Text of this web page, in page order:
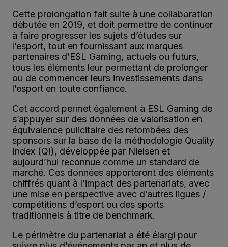
Cette prolongation fait suite à une collaboration
débutée en 2019, et doit permettre de continuer
à faire progresser les sujets d’études sur
l’esport, tout en fournissant aux marques
partenaires d’ESL Gaming, actuels ou futurs,
tous les éléments leur permettant de prolonger
ou de commencer leurs investissements dans
l’esport en toute confiance.
Cet accord permet également à ESL Gaming de
s’appuyer sur des données de valorisation en
équivalence pulicitaire des retombées des
sponsors sur la base de la méthodologie Quality
Index (QI), développée par Nielsen et
aujourd’hui reconnue comme un standard de
marché. Ces données apporteront des éléments
chiffrés quant à l’impact des partenariats, avec
une mise en perspective avec d’autres ligues /
compétitions d’esport ou des sports
traditionnels à titre de benchmark.
Le périmètre du partenariat a été élargi pour